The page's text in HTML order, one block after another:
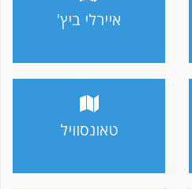
איירלי ביץ'
טאונסוויל